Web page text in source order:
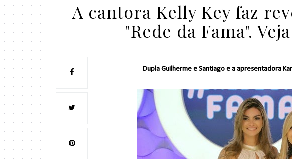
A cantora Kelly Key faz
"Rede da Fama".
Dupla Guilherme e Santiago e a apresentadora